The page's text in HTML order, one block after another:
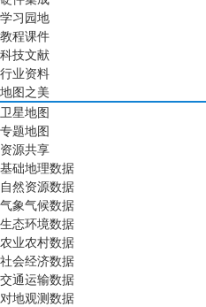
学习园地
教程课件
科技文献
行业资料
地图之美
卫星地图
专题地图
资源共享
基础地理数据
自然资源数据
气象气候数据
生态环境数据
农业农村数据
社会经济数据
交通运输数据
对地观测数据